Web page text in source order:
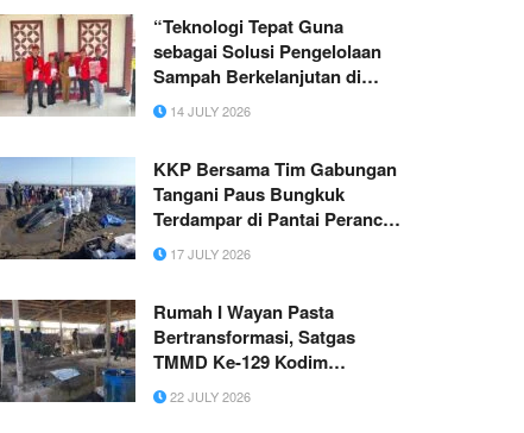
“Teknologi Tepat Guna
sebagai Solusi Pengelolaan
Sampah Berkelanjutan di
Lingkungan Sekolah”
14 JULY 2026
KKP Bersama Tim Gabungan
Tangani Paus Bungkuk
Terdampar di Pantai Perancak
Bali17 JULY 2026
Rumah I Wayan Pasta
Bertransformasi, Satgas
TMMD Ke-129 Kodim
1626/Bangli Wujudkan Hunian
yang Lebih Layak
22 JULY 2026